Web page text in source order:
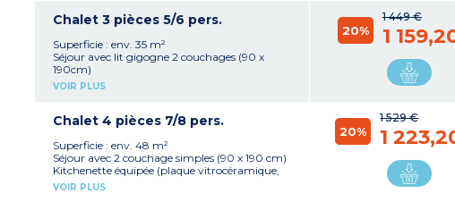
Chalet 3 pièces 5/6 pers.
Superficie : env. 35 m²
Séjour avec lit gigogne 2 couchages (90 x
190cm)
Kitchenette équipée (plaque vitrocéramique,
Chambre avec 1 lit double (140 x 190cm)
Chambre avec 2 couchages simples ou
superposés (90 x 190 cm)
Salle de douche, WC (séparé ou dans la salle de
douche)
Terrasse couverte
Hébergement climatisé
VOIR PLUS
1 449 €
20% 1
Chalet 4 pièces 7/8 pers.
Superficie : env. 48 m²
Séjour avec 2 couchage simples (90 x 190 cm)
Kitchenette équipée (plaque vitrocéramique,
réfrigérateur, micro-ondes, cafetière à capsules,
VOIR PLUS
1 529 €
20% 1